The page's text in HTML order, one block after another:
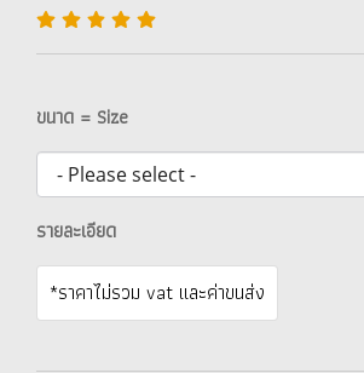
ขนาด = Size
รายละเอียด
*ราคาไม่รวม vat และค่าขนส่ง